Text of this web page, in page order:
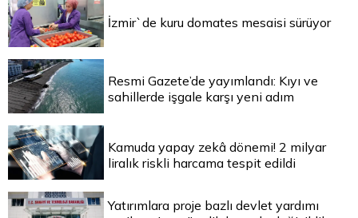
İzmir`de kuru domates mesaisi sürüyor
Resmi Gazete’de yayımlandı: Kıyı ve
sahillerde işgale karşı yeni adım
Kamuda yapay zekâ dönemi! 2 milyar
liralık riskli harcama tespit edildi
Yatırımlara proje bazlı devlet yardımı